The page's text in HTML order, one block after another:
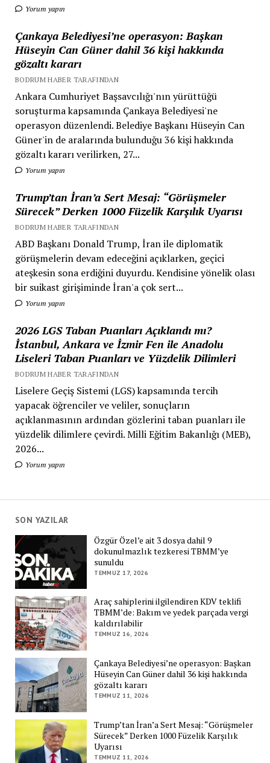
Yorum yapın
Çankaya Belediyesi’ne operasyon: Başkan
Hüseyin Can Güner dahil 36 kişi hakkında
gözaltı kararı
BODRUM HABER TARAFINDAN
Ankara Cumhuriyet Başsavcılığı'nın yürüttüğü
soruşturma kapsamında Çankaya Belediyesi'ne
operasyon düzenlendi. Belediye Başkanı Hüseyin Can
Güner'in de aralarında bulunduğu 36 kişi hakkında
gözaltı kararı verilirken, 27...
Yorum yapın
Trump’tan İran’a Sert Mesaj: “Görüşmeler
Sürecek” Derken 1000 Füzelik Karşılık Uyarısı
BODRUM HABER TARAFINDAN
ABD Başkanı Donald Trump, İran ile diplomatik
görüşmelerin devam edeceğini açıklarken, geçici
ateşkesin sona erdiğini duyurdu. Kendisine yönelik olası
bir suikast girişiminde İran'a çok sert...
Yorum yapın
2026 LGS Taban Puanları Açıklandı mı?
İstanbul, Ankara ve İzmir Fen ile Anadolu
Liseleri Taban Puanları ve Yüzdelik Dilimleri
BODRUM HABER TARAFINDAN
Liselere Geçiş Sistemi (LGS) kapsamında tercih
yapacak öğrenciler ve veliler, sonuçların
açıklanmasının ardından gözlerini taban puanları ile
yüzdelik dilimlere çevirdi. Milli Eğitim Bakanlığı (MEB),
2026...
Yorum yapın
SON YAZILAR
Özgür Özel’e ait 3 dosya dahil 9
dokunulmazlık tezkeresi TBMM’ye
sunuldu
TEMMUZ 17, 2026
Araç sahiplerini ilgilendiren KDV teklifi
TBMM’de: Bakım ve yedek parçada vergi
kaldırılabilir
TEMMUZ 16, 2026
Çankaya Belediyesi’ne operasyon: Başkan
Hüseyin Can Güner dahil 36 kişi hakkında
gözaltı kararı
TEMMUZ 11, 2026
Trump’tan İran’a Sert Mesaj: “Görüşmeler
Sürecek” Derken 1000 Füzelik Karşılık
Uyarısı
TEMMUZ 11, 2026